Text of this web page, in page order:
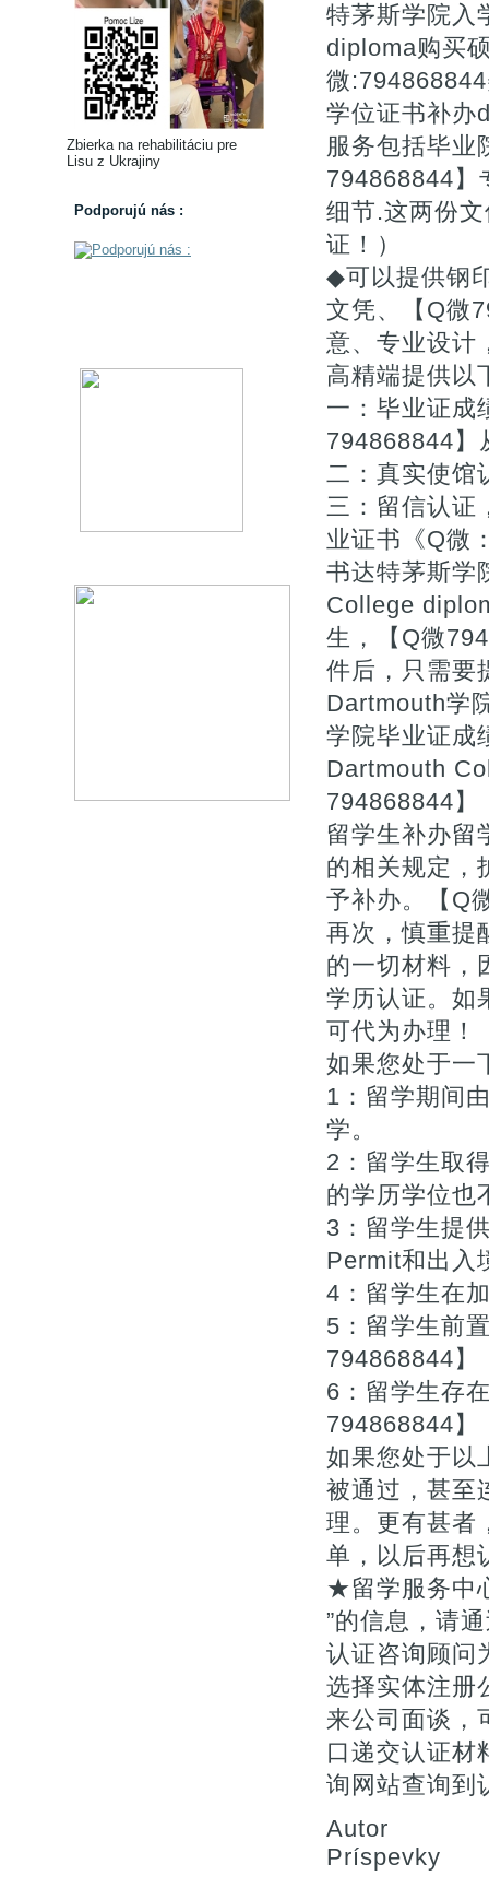
Zbierka na rehabilitáciu pre
Lisu z Ukrajiny
Podporujú nás :
特茅斯学院入
diploma购买
微
学位证书补办
服务包括毕业
794868844】
细节.这两份
证！）
◆可以提供钢
文凭、【Q微
意、专业设计
高精端提供以
一：毕业证成
794868844】
二：真实使馆
三：留信认证
业证书《Q微
书达特茅斯学
College
生，【Q微
件后，只需要
Dartmouth学
学院毕业证成
Dartmouth
794868844】
留学生补办留
的相关规定，
予补办。【Q
再次，慎重提
的一切材料，
学历认证。如
可代为办理！
如果您处于一
1：留学期间
学。
2：留学生取
的学历学位也
3：留学生提
Permit和出入
4：留学生在
5：留学生前
794868844】
6：留学生存
794868844】
如果您处于以
被通过，甚至
理。更有甚者
单，以后再想
★留学服务中
”的信息，请
认证咨询顾问
选择实体注册
来公司面谈，
口递交认证材
询网站查询到
Autor
Príspevky